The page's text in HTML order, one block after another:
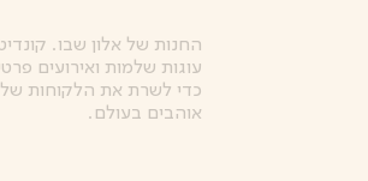
החנות של אלון שבו.
עוגות שלמות ואירועים
כדי לשרת את הלקוחות
אוהבים בעולם.